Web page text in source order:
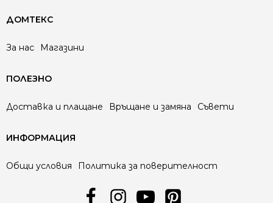
ДОМТЕКС
За нас Магазини
ПОЛЕЗНО
Доставка и плащане Връщане и замяна Съвети
ИНФОРМАЦИЯ
Общи условия Политика за поверителност